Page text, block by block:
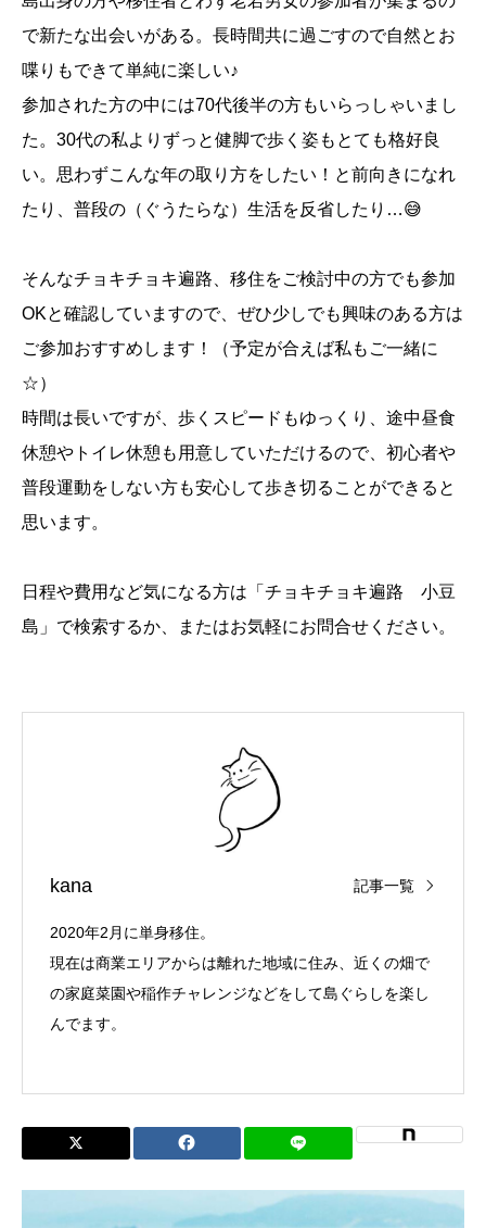
で新たな出会いがある。長時間共に過ごすので自然とお
喋りもできて単純に楽しい♪
参加された方の中には70代後半の方もいらっしゃいまし
た。30代の私よりずっと健脚で歩く姿もとても格好良
い。思わずこんな年の取り方をしたい！と前向きになれ
たり、普段の（ぐうたらな）生活を反省したり…😅
そんなチョキチョキ遍路、移住をご検討中の方でも参加
OKと確認していますので、ぜひ少しでも興味のある方は
ご参加おすすめします！（予定が合えば私もご一緒に
☆）
時間は長いですが、歩くスピードもゆっくり、途中昼食
休憩やトイレ休憩も用意していただけるので、初心者や
普段運動をしない方も安心して歩き切ることができると
思います。
日程や費用など気になる方は「チョキチョキ遍路 小豆
島」で検索するか、またはお気軽にお問合せください。
kana 記事一覧
2020年2月に単身移住。
現在は商業エリアからは離れた地域に住み、近くの畑で
の家庭菜園や稲作チャレンジなどをして島ぐらしを楽し
んでます。